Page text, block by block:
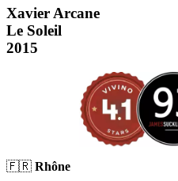
Xavier Arcane
Le Soleil
2015
🇫🇷 Rhône